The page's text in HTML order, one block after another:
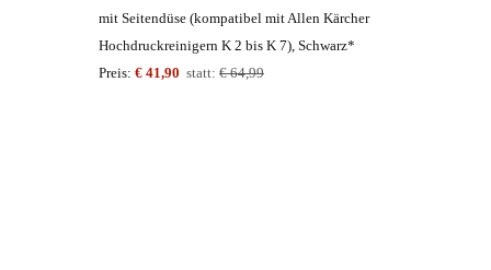
mit Seitendüse (kompatibel mit Allen Kärcher
Hochdruckreinigern K 2 bis K 7), Schwarz*
Preis: € 41,90 statt: € 64,99